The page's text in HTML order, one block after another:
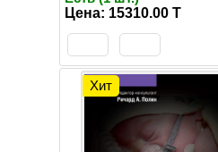
Цена: 15310.00 T
Хит